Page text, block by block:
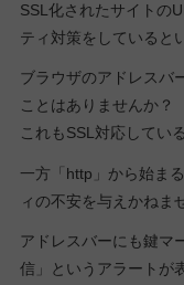
SSL化されたサイトの
ティ対策をしていると
ブラウザのアドレスバ
ことはありませんか？
これもSSL対応してい
一方「http」から始ま
ィの不安を与えかねま
アドレスバーにも鍵マ
信」というアラートが